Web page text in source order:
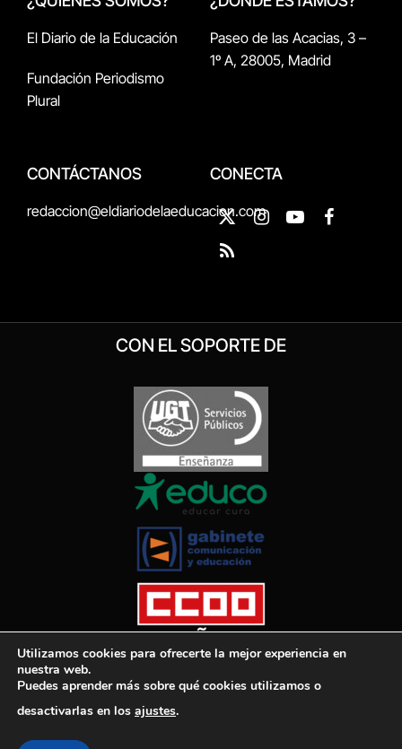
El Diario de la Educación
Fundación Periodismo
Plural
Paseo de las Acacias, 3 –
1º A, 28005, Madrid
CONTÁCTANOS
redaccion@eldiariodelaeducacion.com
CONECTA
X
(Twitter)
InstagramYouTubeFacebook
RSS
CON EL SOPORTE DE
Utilizamos cookies para ofrecerte la mejor experiencia en
nuestra web.
Puedes aprender más sobre qué cookies utilizamos o
desactivarlas en los ajustes.